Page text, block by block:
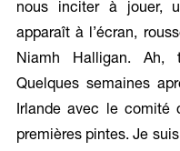
nous inciter à jouer,
apparaît à l’écran,
Niamh Halligan. Ah,
Quelques semaines
Irlande avec le comité
premières pintes. Je